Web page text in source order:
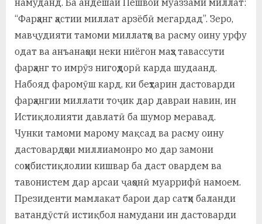
“Фарҳанг ҳастии миллат арзёбӣ мегардад”. Зеро,
мавҷудияти тамоми миллатҳо ва расму оину урфу
одат ва анъанаҳои неки ниёгон маҳз тавассути
фарҳанг то имрӯз нигоҳдорӣ карда шудаанд.
Набояд фаромӯш кард, ки беҳтарин дастоварди
фарҳангии миллати тоҷик дар давраи навин, ин
Истиқлолияти давлатӣ ба шумор меравад.
Чунки тамоми марому мақсад ва расму оину
дастовардҳои миллиамонро мо дар замони
соҳибистиқлолии кишвар ба даст овардем ва
тавонистем дар арсаи ҷаҳонӣ муаррифӣ намоем.
Президенти мамлакат барои дар сатҳи баланди
ватандӯстӣ истиқбол намудани ин дастоварди